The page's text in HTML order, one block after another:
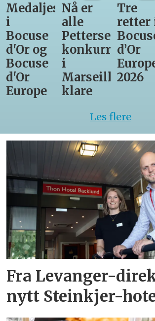
Medaljestatistikk
i
Bocuse
d'Or og
Bocuse
d'Or
Europe
Nå er
alle
Pettersens
konkurrenter
i
Marseille
klare
Tre
retter
d’Or
2026
Les flere
Fra Levanger-
nytt Steinkjer-